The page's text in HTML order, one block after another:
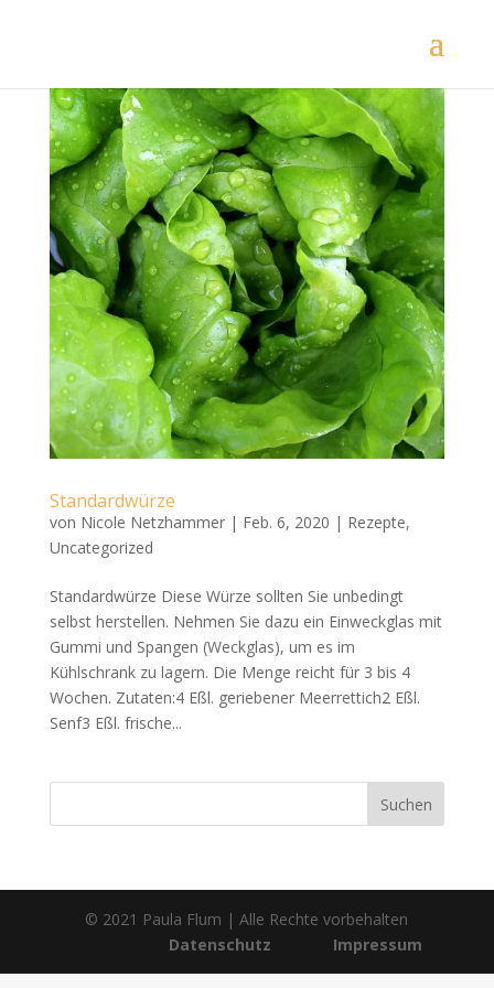
Standardwürze
von Nicole Netzhammer| Feb. 6, 2020 | Rezepte,
Uncategorized
Standardwürze Diese Würze sollten Sie unbedingt
selbst herstellen. Nehmen Sie dazu ein Einweckglas mit
Gummi und Spangen (Weckglas), um es im
Kühlschrank zu lagern. Die Menge reicht für 3 bis 4
Wochen. Zutaten:4 Eßl. geriebener Meerrettich2 Eßl.
Senf3 Eßl. frische...
© 2021 Paula Flum | Alle Rechte vorbehalten
Datenschutz
Impressum